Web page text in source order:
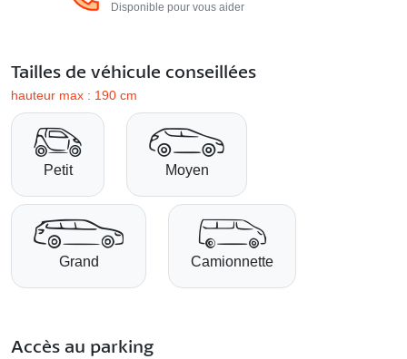
Disponible pour vous aider
Tailles de véhicule conseillées
hauteur max : 190 cm
Petit Moyen
Grand Camionnette
Accès au parking